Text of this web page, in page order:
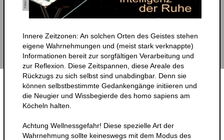
Innere Zeitzonen: An solchen Orten des Geistes stehen
eigene Wahrnehmungen und (meist stark verknappte)
Informationen bereit zur sorgfältigen Verarbeitung und
zur Reflexion. Diese Zeitspannen, diese Areale des
Rückzugs zu sich selbst sind unabdingbar. Denn sie
können selbstbestimmte Gedankengänge initiieren und
die Neugier und Wissbegierde des homo sapiens am
Köcheln halten.
Achtung Wellnessgefahr! Diese spezielle Art der
Wahrnehmung sollte keineswegs mit dem Modus des